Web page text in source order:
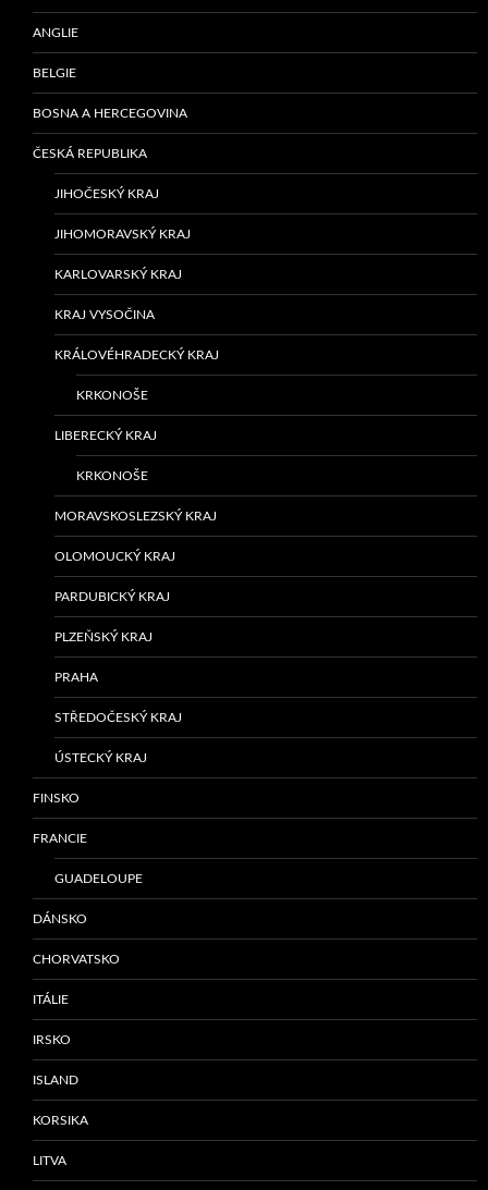
ANGLIE
BELGIE
BOSNA A HERCEGOVINA
ČESKÁ REPUBLIKA
JIHOČESKÝ KRAJ
JIHOMORAVSKÝ KRAJ
KARLOVARSKÝ KRAJ
KRAJ VYSOČINA
KRÁLOVÉHRADECKÝ KRAJ
KRKONOŠE
LIBERECKÝ KRAJ
KRKONOŠE
MORAVSKOSLEZSKÝ KRAJ
OLOMOUCKÝ KRAJ
PARDUBICKÝ KRAJ
PLZEŇSKÝ KRAJ
PRAHA
STŘEDOČESKÝ KRAJ
ÚSTECKÝ KRAJ
FINSKO
FRANCIE
GUADELOUPE
DÁNSKO
CHORVATSKO
ITÁLIE
IRSKO
ISLAND
KORSIKA
LITVA